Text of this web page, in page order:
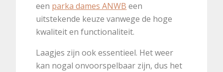
een parka dames ANWB een
uitstekende keuze vanwege de hoge
kwaliteit en functionaliteit.
Laagjes zijn ook essentieel. Het weer
kan nogal onvoorspelbaar zijn, dus het